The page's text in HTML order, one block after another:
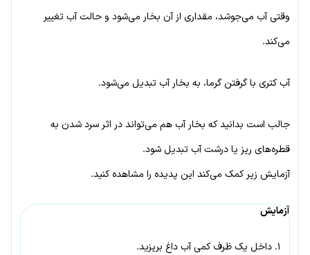
وقتی آب می‌جوشد، مقداری از آن بخار می‌شود و حالت آب تغییر
می‌کند.
آب کتری با گرفتن گرما، به بخار آب تبدیل می‌شود.
جالب است بدانید که بخار آب هم می‌تواند در اثر سرد شدن به
قطره‌های ریز یا درشت آب تبدیل شود.
آزمایش زیر کمک می‌کند این پدیده را مشاهده کنید.
آزمایش
۱. داخل یک ظرف کمی آب داغ بریزید.